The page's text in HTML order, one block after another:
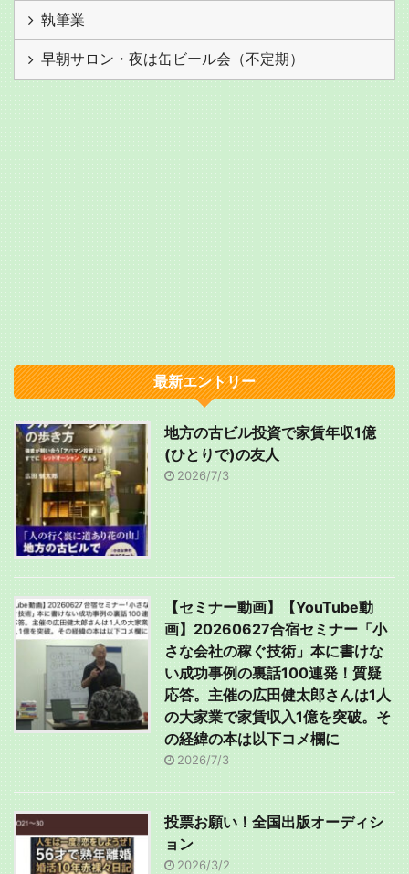
執筆業
早朝サロン・夜は缶ビール会（不定期）
最新エントリー
地方の古ビル投資で家賃年収1億
(ひとりで)の友人
2026/7/3
【セミナー動画】【YouTube動
画】20260627合宿セミナー「小
さな会社の稼ぐ技術」本に書けな
い成功事例の裏話100連発！質疑
応答。主催の広田健太郎さんは1人
の大家業で家賃収入1億を突破。そ
の経緯の本は以下コメ欄に
2026/7/3
投票お願い！全国出版オーディシ
ョン
2026/3/2